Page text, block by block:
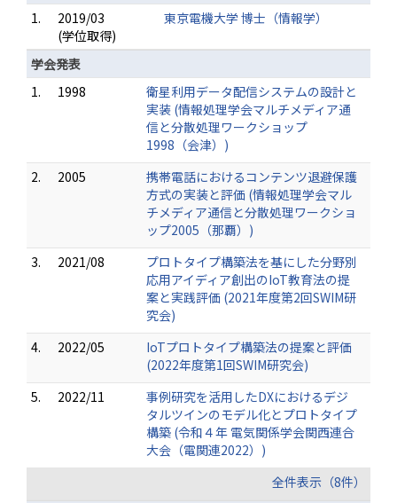
1.
2019/03
(学位取得)
東京電機大学 博士（情報学）
学会発表
1.
1998
衛星利用データ配信システムの設計と
実装 (情報処理学会マルチメディア通
信と分散処理ワークショップ
1998（会津）)
2.
2005
携帯電話におけるコンテンツ退避保護
方式の実装と評価 (情報処理学会マル
チメディア通信と分散処理ワークショ
ップ2005（那覇）)
3.
2021/08
プロトタイプ構築法を基にした分野別
応用アイディア創出のIoT教育法の提
案と実践評価 (2021年度第2回SWIM研
究会)
4.
2022/05
IoTプロトタイプ構築法の提案と評価
(2022年度第1回SWIM研究会)
5.
2022/11
事例研究を活用したDXにおけるデジ
タルツインのモデル化とプロトタイプ
構築 (令和４年 電気関係学会関西連合
大会（電関連2022）)
全件表示（8件）